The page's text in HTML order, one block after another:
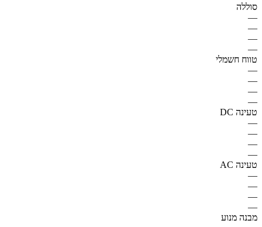
סוללה
—
—
—
—
טווח חשמלי
—
—
—
—
טעינה DC
—
—
—
—
טעינה AC
—
—
—
—
מבנה מנוע